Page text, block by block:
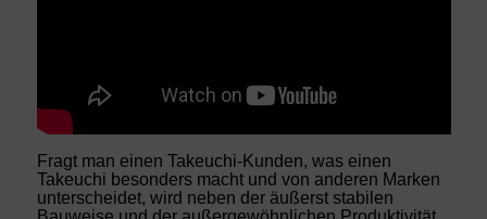
Fragt man einen Takeuchi-Kunden, was einen
Takeuchi besonders macht und von anderen Marken
unterscheidet, wird neben der äußerst stabilen